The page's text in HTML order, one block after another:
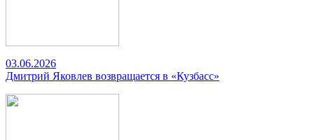
03.06.2026
Дмитрий Яковлев возвращается в «Кузбасс»